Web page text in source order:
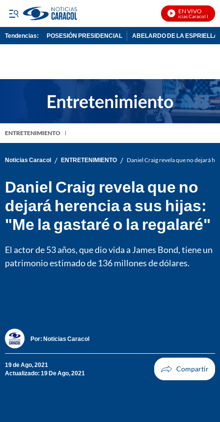
EN VIVO
Noticias Caracol En
Tendencias: POSESIÓN PRESIDENCIAL ABELARDO DE LA ESPRIELLA
ENTRETENIMIENTO
Noticias Caracol / ENTRETENIMIENTO / Daniel Craig revela que no dejará
Daniel Craig revela que no
dejará herencia a sus hijas:
"Me la gastaré o la regalaré"
El actor de 53 años, que dio vida a James Bond, tiene un
patrimonio estimado de 136 millones de dólares.
Por: Noticias Caracol
19 de Ago, 2021
Actualizado: 19 De Ago, 2021